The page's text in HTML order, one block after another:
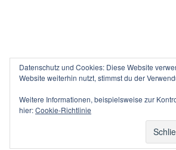
Datenschutz und Cookies: Diese Website
Website weiterhin nutzt, stimmst du der
Weitere Informationen, beispielsweise zur
hier:Cookie-Richtlinie